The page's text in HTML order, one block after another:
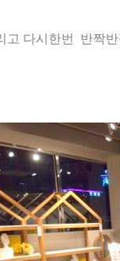
고 다시한번 반짝